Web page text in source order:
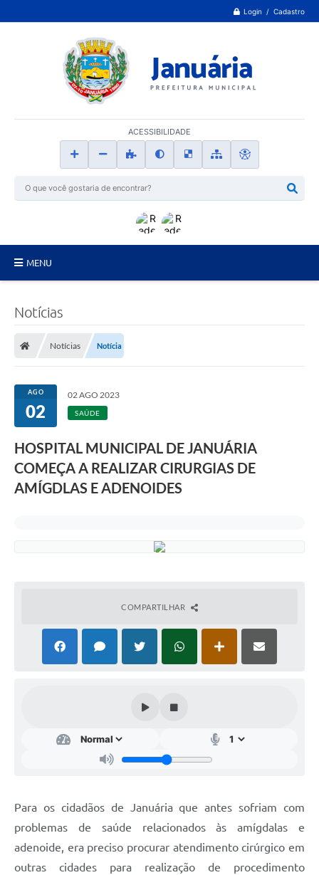
Login / Cadastro
ACESSIBILIDADE
MENU
Secretarias
Tributos
Contratos
Carta de Serviços
Ouvidoria
Diário Oficial
Links
Notícias
Notícias Notícia
AGO
02
02 AGO 2023
SAÚDE
HOSPITAL MUNICIPAL DE JANUÁRIA
COMEÇA A REALIZAR CIRURGIAS DE
AMÍGDLAS E ADENOIDES
COMPARTILHAR
Para os cidadãos de Januária que antes sofriam com
problemas de saúde relacionados às amígdalas e
adenoide, era preciso procurar atendimento cirúrgico em
outras cidades para realização de procedimento